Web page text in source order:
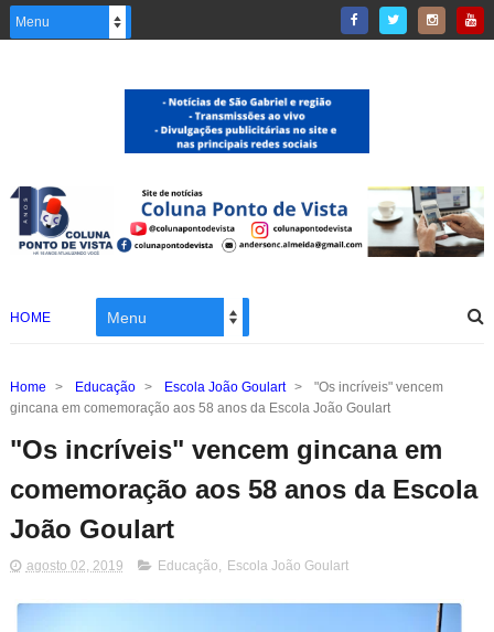
HOME
Home > Educação > Escola João Goulart >
"Os incríveis" vencem
gincana em comemoração aos 58 anos da Escola João Goulart
"Os incríveis" vencem gincana em
comemoração aos 58 anos da Escola
João Goulart
agosto 02, 2019 Educação, Escola João Goulart